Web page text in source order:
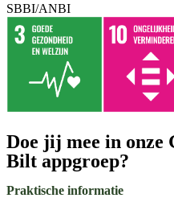
SBBI/ANBI
Doe jij mee in onze
Bilt appgroep?
Praktische informatie